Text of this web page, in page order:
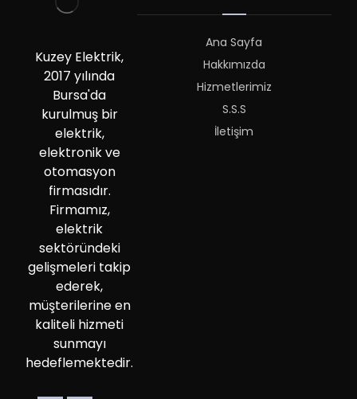
Kuzey Elektrik,
2017 yılında
Bursa'da
kurulmuş bir
elektrik,
elektronik ve
otomasyon
firmasıdır.
Firmamız,
elektrik
sektöründeki
gelişmeleri takip
ederek,
müşterilerine en
kaliteli hizmeti
sunmayı
hedeflemektedir.
Ana Sayfa
Hakkımızda
Hizmetlerimiz
S.S.S
İletişim